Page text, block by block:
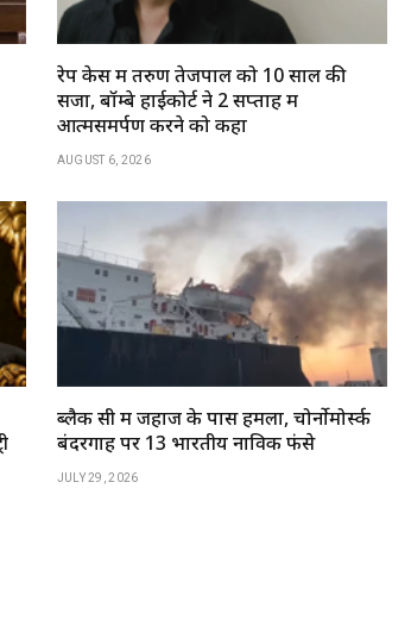
रेप केस में तरुण तेजपाल को 10 साल की
सजा, बॉम्बे हाईकोर्ट ने 2 सप्ताह में
आत्मसमर्पण करने को कहा
AUGUST 6, 2026
ब्लैक सी में जहाज के पास हमला, चोर्नोमोर्स्क
बंदरगाह पर 13 भारतीय नाविक फंसे
JULY 29, 2026